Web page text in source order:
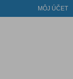
MÔJ ÚČET